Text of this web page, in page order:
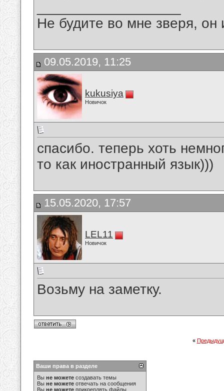
Не будите во мне зверя, он
09.05.2019, 11:25
kukusiya
Новичок
спасибо. теперь хоть
то как иностранный язык)))
15.05.2020, 17:57
LEL11
Новичок
Возьму на заметку.
«
Ваши права в разделе
Вы не можете создавать темы
Вы не можете отвечать на сообщения
Вы не можете прикреплять файлы